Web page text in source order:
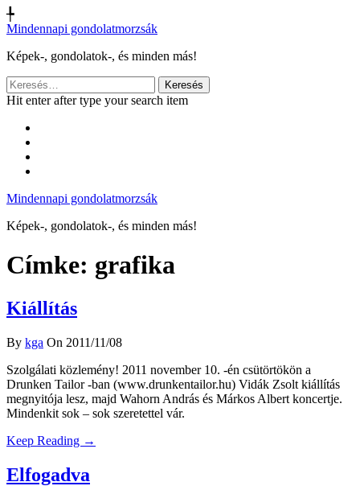
╄
Mindennapi gondolatmorzsák
Képek-, gondolatok-, és minden más!
Keresés:
Hit enter after type your search item
Mindennapi gondolatmorzsák
Képek-, gondolatok-, és minden más!
Címke: grafika
Kiállítás
By kga On 2011/11/08
Szolgálati közlemény! 2011 november 10. -én csütörtökön a
Drunken Tailor -ban (www.drunkentailor.hu) Vidák Zsolt kiállítás
megnyitója lesz, majd Wahorn András és Márkos Albert koncertje.
Mindenkit sok – sok szeretettel vár.
Keep Reading →
Elfogadva